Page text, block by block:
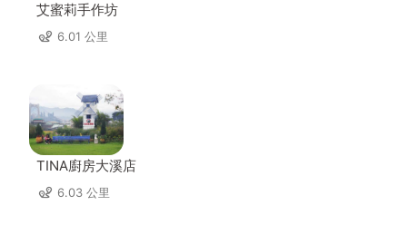
艾蜜莉手作坊
6.01 公里
TINA廚房大溪店
6.03 公里